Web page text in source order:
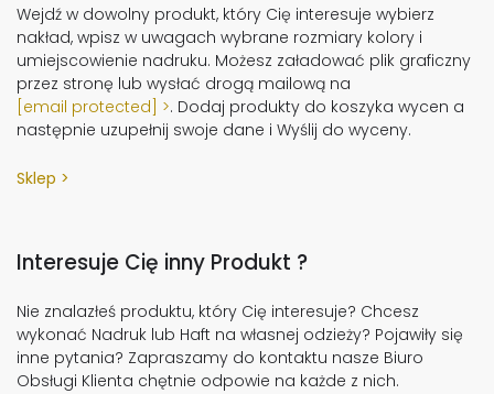
Wejdź w dowolny produkt, który Cię interesuje wybierz
nakład, wpisz w uwagach wybrane rozmiary kolory i
umiejscowienie nadruku. Możesz załadować plik graficzny
przez stronę lub wysłać drogą mailową na
[email protected]
. Dodaj produkty do koszyka wycen a
następnie uzupełnij swoje dane i Wyślij do wyceny.
Sklep
Interesuje Cię inny Produkt ?
Nie znalazłeś produktu, który Cię interesuje? Chcesz
wykonać Nadruk lub Haft na własnej odzieży? Pojawiły się
inne pytania? Zapraszamy do kontaktu nasze Biuro
Obsługi Klienta chętnie odpowie na każde z nich.